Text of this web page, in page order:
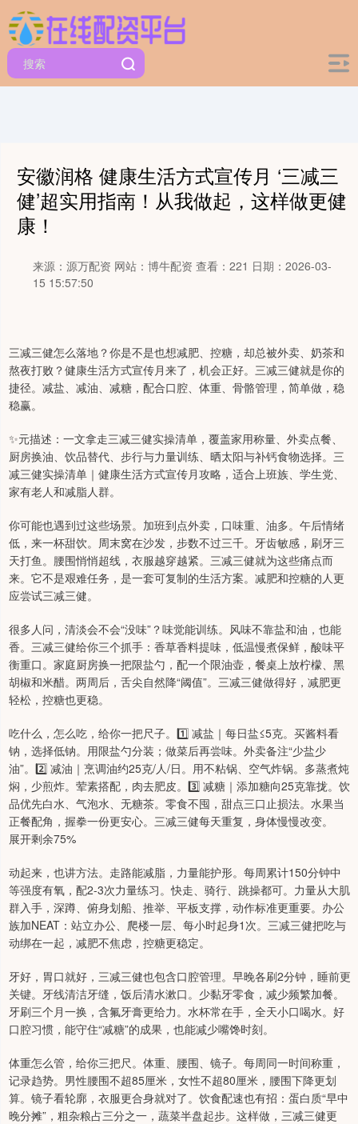
安徽润格 健康生活方式宣传月 ‘三减三
健’超实用指南！从我做起，这样做更健
康！
来源：源万配资 网站：博牛配资 查看：221 日期：2026-03-
15 15:57:50
三减三健怎么落地？你是不是也想减肥、控糖，却总被外卖、奶茶和
熬夜打败？健康生活方式宣传月来了，机会正好。三减三健就是你的
捷径。减盐、减油、减糖，配合口腔、体重、骨骼管理，简单做，稳
稳赢。
✨元描述：一文拿走三减三健实操清单，覆盖家用称量、外卖点餐、
厨房换油、饮品替代、步行与力量训练、晒太阳与补钙食物选择。三
减三健实操清单｜健康生活方式宣传月攻略，适合上班族、学生党、
家有老人和减脂人群。
你可能也遇到过这些场景。加班到点外卖，口味重、油多。午后情绪
低，来一杯甜饮。周末窝在沙发，步数不过三千。牙齿敏感，刷牙三
天打鱼。腰围悄悄超线，衣服越穿越紧。三减三健就为这些痛点而
来。它不是艰难任务，是一套可复制的生活方案。减肥和控糖的人更
应尝试三减三健。
很多人问，清淡会不会“没味”？味觉能训练。风味不靠盐和油，也能
香。三减三健给你三个抓手：香草香料提味，低温慢煮保鲜，酸味平
衡重口。家庭厨房换一把限盐勺，配一个限油壶，餐桌上放柠檬、黑
胡椒和米醋。两周后，舌尖自然降“阈值”。三减三健做得好，减肥更
轻松，控糖也更稳。
吃什么，怎么吃，给你一把尺子。1️⃣ 减盐｜每日盐≤5克。买酱料看
钠，选择低钠。用限盐勺分装；做菜后再尝味。外卖备注“少盐少
油”。2️⃣ 减油｜烹调油约25克/人/日。用不粘锅、空气炸锅。多蒸煮炖
焖，少煎炸。荤素搭配，肉去肥皮。3️⃣ 减糖｜添加糖向25克靠拢。饮
品优先白水、气泡水、无糖茶。零食不囤，甜点三口止损法。水果当
正餐配角，握拳一份更安心。三减三健每天重复，身体慢慢改变。
展开剩余75%
动起来，也讲方法。走路能减脂，力量能护形。每周累计150分钟中
等强度有氧，配2-3次力量练习。快走、骑行、跳操都可。力量从大肌
群入手，深蹲、俯身划船、推举、平板支撑，动作标准更重要。办公
族加NEAT：站立办公、爬楼一层、每小时起身1次。三减三健把吃与
动绑在一起，减肥不焦虑，控糖更稳定。
牙好，胃口就好，三减三健也包含口腔管理。早晚各刷2分钟，睡前更
关键。牙线清洁牙缝，饭后清水漱口。少黏牙零食，减少频繁加餐。
牙刷三个月一换，含氟牙膏更给力。水杯常在手，全天小口喝水。好
口腔习惯，能守住“减糖”的成果，也能减少嘴馋时刻。
体重怎么管，给你三把尺。体重、腰围、镜子。每周同一时间称重，
记录趋势。男性腰围不超85厘米，女性不超80厘米，腰围下降更划
算。镜子看轮廓，衣服更合身就对了。饮食配速也有招：蛋白质“早中
晚分摊”，粗杂粮占三分之一，蔬菜半盘起步。这样做，三减三健更